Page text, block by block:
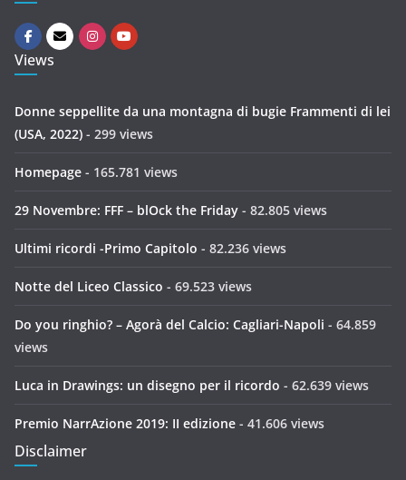
Views
Donne seppellite da una montagna di bugie Frammenti di lei
(USA, 2022) - 299 views
Homepage - 165.781 views
29 Novembre: FFF – blOck the Friday - 82.805 views
Ultimi ricordi -Primo Capitolo - 82.236 views
Notte del Liceo Classico - 69.523 views
Do you ringhio? – Agorà del Calcio: Cagliari-Napoli - 64.859
views
Luca in Drawings: un disegno per il ricordo - 62.639 views
Premio NarrAzione 2019: II edizione - 41.606 views
Disclaimer